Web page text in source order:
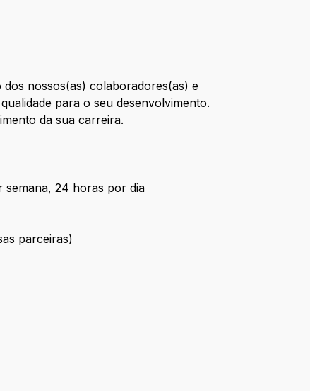
nossos(as) colaboradores(as) e
para o seu desenvolvimento.
da sua carreira.
semana, 24 horas por dia
parceiras)